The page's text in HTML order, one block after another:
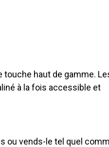
touche haut de gamme.
à la fois accessible et
ou vends-le tel quel